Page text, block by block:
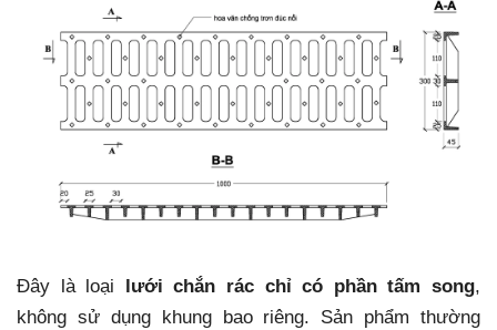
Đây là loại lưới chắn rác chỉ có phần tấm song,
không sử dụng khung bao riêng. Sản phẩm thường